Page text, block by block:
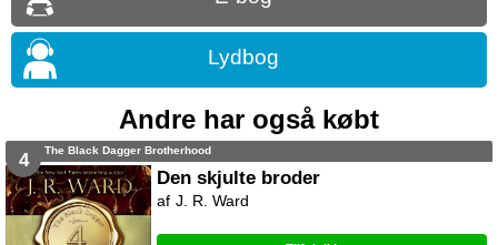
Lydbog
Andre har også købt
4 The Black Dagger Brotherhood
Den skjulte broder
J. R. Ward